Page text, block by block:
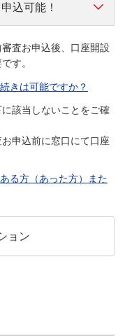
込可能！
査お申込後、口座開設
す。
きは可能ですか？
該当しないことをご確
申込前に窓口にて口座
る方（あった方）また
ョン